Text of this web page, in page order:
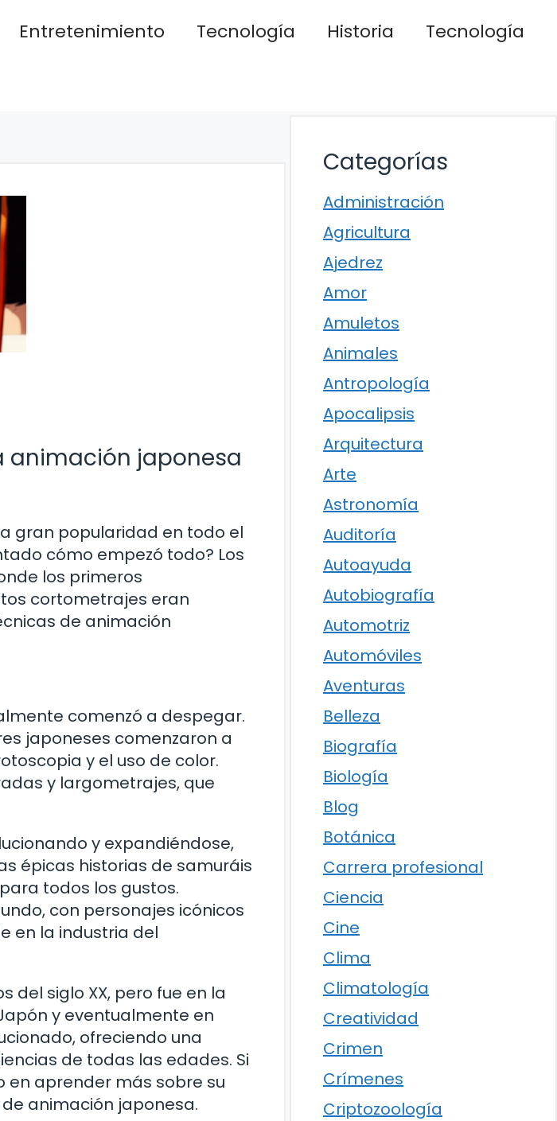
Entretenimiento Tecnología Historia
Tecnología
animación japonesa
gran popularidad en todo el
cómo empezó todo? Los
los primeros
cortometrajes eran
de animación
comenzó a despegar.
japoneses comenzaron a
y el uso de color.
y largometrajes, que
y expandiéndose,
épicas historias de samuráis
todos los gustos.
con personajes icónicos
en la industria del
del siglo XX, pero fue en la
y eventualmente en
ofreciendo una
de todas las edades. Si
aprender más sobre su
animación japonesa.
Categorías
Administración
Agricultura
Ajedrez
Amor
Amuletos
Animales
Antropología
Apocalipsis
Arquitectura
Arte
Astronomía
Auditoría
Autoayuda
Autobiografía
Automotriz
Automóviles
Aventuras
Belleza
Biografía
Biología
Blog
Botánica
Carrera profesional
Ciencia
Cine
Clima
Climatología
Creatividad
Crimen
Crímenes
Criptozoología